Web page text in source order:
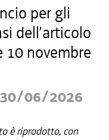
per gli
dell’articolo
10 novembre
30/06/2026
è riprodotto, con